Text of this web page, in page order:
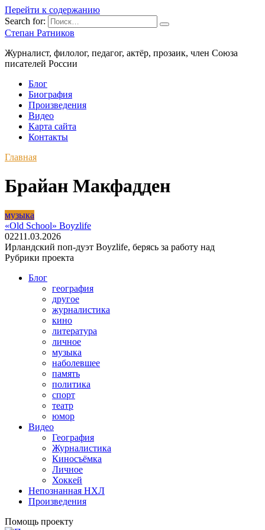
Перейти к содержанию
Search for:
Степан Ратников
Журналист, филолог, педагог, актёр, прозаик, член Союза
писателей России
Блог
Биография
Произведения
Видео
Карта сайта
Контакты
Главная
Брайан Макфадден
музыка
«Old School» Boyzlife
02211.03.2026
Ирландский поп-дуэт Boyzlife, берясь за работу над
Рубрики проекта
Блог
география
другое
журналистика
кино
литература
личное
музыка
наболевшее
память
политика
спорт
театр
юмор
Видео
География
Журналистика
Киносъёмка
Личное
Хоккей
Непознанная НХЛ
Произведения
Помощь проекту